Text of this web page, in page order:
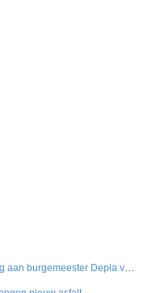
Vier aanhoudingen na doodsbedreiging aan burgemeester Depla van Breda